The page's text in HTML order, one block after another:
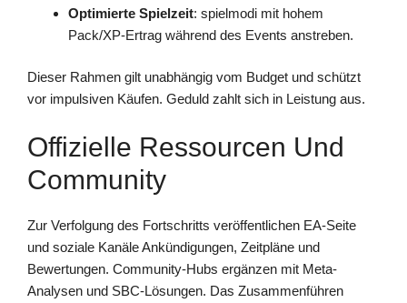
Optimierte Spielzeit: spielmodi mit hohem
Pack/XP-Ertrag während des Events anstreben.
Dieser Rahmen gilt unabhängig vom Budget und schützt
vor impulsiven Käufen. Geduld zahlt sich in Leistung aus.
Offizielle Ressourcen Und
Community
Zur Verfolgung des Fortschritts veröffentlichen EA-Seite
und soziale Kanäle Ankündigungen, Zeitpläne und
Bewertungen. Community-Hubs ergänzen mit Meta-
Analysen und SBC-Lösungen. Das Zusammenführen